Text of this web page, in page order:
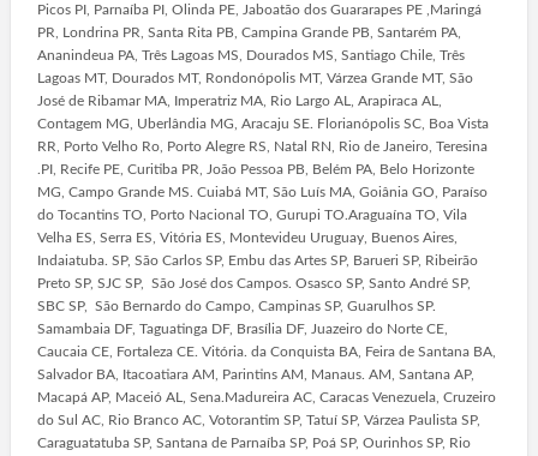
Picos PI, Parnaíba PI, Olinda PE, Jaboatão dos Guararapes PE ,Maringá
PR, Londrina PR, Santa Rita PB, Campina Grande PB, Santarém PA,
Ananindeua PA, Três Lagoas MS, Dourados MS, Santiago Chile, Três
Lagoas MT, Dourados MT, Rondonópolis MT, Várzea Grande MT, São
José de Ribamar MA, Imperatriz MA, Rio Largo AL, Arapiraca AL,
Contagem MG, Uberlândia MG, Aracaju SE. Florianópolis SC, Boa Vista
RR, Porto Velho Ro, Porto Alegre RS, Natal RN, Rio de Janeiro, Teresina
.PI, Recife PE, Curitiba PR, João Pessoa PB, Belém PA, Belo Horizonte
MG, Campo Grande MS. Cuiabá MT, São Luís MA, Goiânia GO, Paraíso
do Tocantins TO, Porto Nacional TO, Gurupi TO.Araguaína TO, Vila
Velha ES, Serra ES, Vitória ES, Montevideu Uruguay, Buenos Aires,
Indaiatuba. SP, São Carlos SP, Embu das Artes SP, Barueri SP, Ribeirão
Preto SP, SJC SP, São José dos Campos. Osasco SP, Santo André SP,
SBC SP, São Bernardo do Campo, Campinas SP, Guarulhos SP.
Samambaia DF, Taguatinga DF, Brasília DF, Juazeiro do Norte CE,
Caucaia CE, Fortaleza CE. Vitória. da Conquista BA, Feira de Santana BA,
Salvador BA, Itacoatiara AM, Parintins AM, Manaus. AM, Santana AP,
Macapá AP, Maceió AL, Sena.Madureira AC, Caracas Venezuela, Cruzeiro
do Sul AC, Rio Branco AC, Votorantim SP, Tatuí SP, Várzea Paulista SP,
Caraguatatuba SP, Santana de Parnaíba SP, Poá SP, Ourinhos SP, Rio